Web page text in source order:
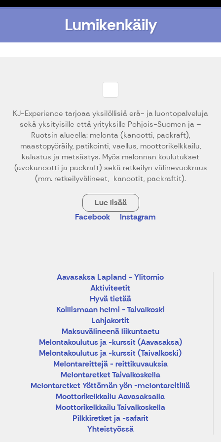
Lumikenkäily
KJ-Experience tarjoaa yksilöllisiä erä- ja luontopalveluja
sekä yksityisille että yrityksille Pohjois-Suomen ja –
Ruotsin alueella: melonta (kanootti, packraft),
maastopyöräily, patikointi, vaellus, moottorikelkkailu,
kalastus ja metsästys. Myös melonnan koulutukset
(avokanootti ja packraft) sekä retkeilyn välinevuokraus
(mm. retkeilyvälineet, kanootit, packraftit).
Lue lisää
Facebook
Instagram
Aavasaksa Lapland - Ylitornio
Aktiviteetit
Hyvä tietää
Koillismaan helmi - Taivalkoski
Lahjakortit
Maksuvälineenä liikuntaetu
Melontakoulutus ja -kurssit (Aavasaksa)
Melontakoulutus ja -kurssit (Taivalkoski)
Melontareittejä - reittikuvauksia
Melontaretket Taivalkoskella
Melontaretket Yöttömän yön -melontareitillä
Moottorikelkkailu Aavasaksalla
Moottorikelkkailu Taivalkoskella
Pilkkiretket ja -safarit
Yhteistyössä